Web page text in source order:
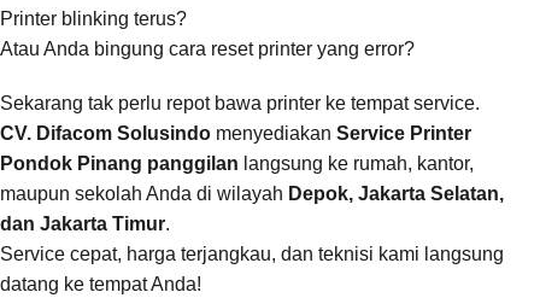
Printer blinking terus?
Atau Anda bingung cara reset printer yang error?
Sekarang tak perlu repot bawa printer ke tempat service.
CV. Difacom Solusindo menyediakan Service Printer
Pondok Pinang panggilan langsung ke rumah, kantor,
maupun sekolah Anda di wilayah Depok, Jakarta Selatan,
dan Jakarta Timur.
Service cepat, harga terjangkau, dan teknisi kami langsung
datang ke tempat Anda!